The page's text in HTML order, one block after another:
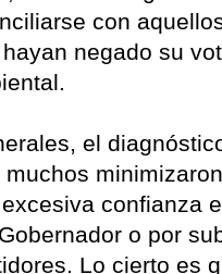
con
negado su
el
muchos
confianza
o por
Lo cierto es